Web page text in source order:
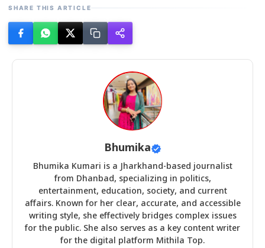
SHARE THIS ARTICLE
Bhumika
Bhumika Kumari is a Jharkhand-based journalist
from Dhanbad, specializing in politics,
entertainment, education, society, and current
affairs. Known for her clear, accurate, and accessible
writing style, she effectively bridges complex issues
for the public. She also serves as a key content writer
for the digital platform Mithila Top.